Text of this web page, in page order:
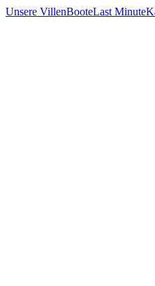
Unsere VillenBooteLast Minute